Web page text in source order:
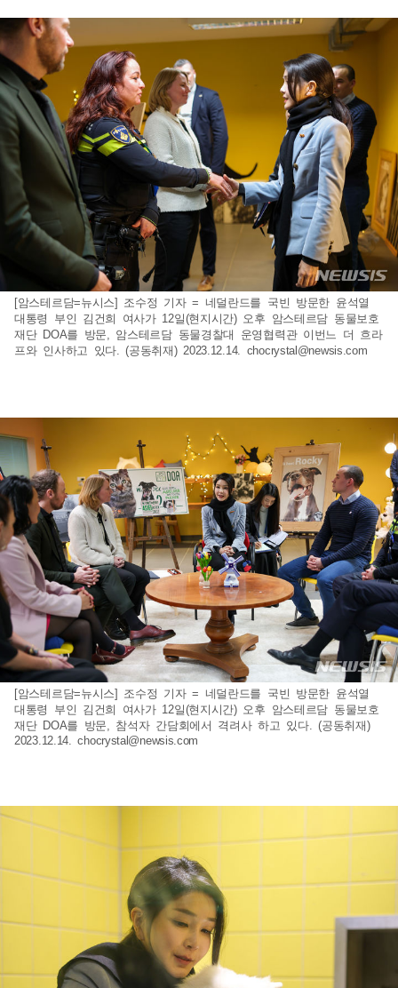
[암스테르담=뉴시스] 조수정 기자 = 네덜란드를 국빈 방문한 윤석열
대통령 부인 김건희 여사가 12일(현지시간) 오후 암스테르담 동물보호
재단 DOA를 방문, 암스테르담 동물경찰대 운영협력관 이번느 더 흐라
프와 인사하고 있다. (공동취재) 2023.12.14. chocrystal@newsis.com
[암스테르담=뉴시스] 조수정 기자 = 네덜란드를 국빈 방문한 윤석열
대통령 부인 김건희 여사가 12일(현지시간) 오후 암스테르담 동물보호
재단 DOA를 방문, 참석자 간담회에서 격려사 하고 있다. (공동취재)
2023.12.14.chocrystal@newsis.com